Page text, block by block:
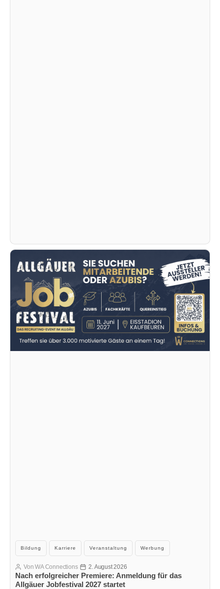
Kategorien
Bildung Karriere Veranstaltung Werbung
Nach erfolgreicher Premiere: Anmeldung für das
Allgäuer Jobfestival 2027 startet
Beitragsautor
VonWA Connections Veröffentlichungsdatum
2. August 2026